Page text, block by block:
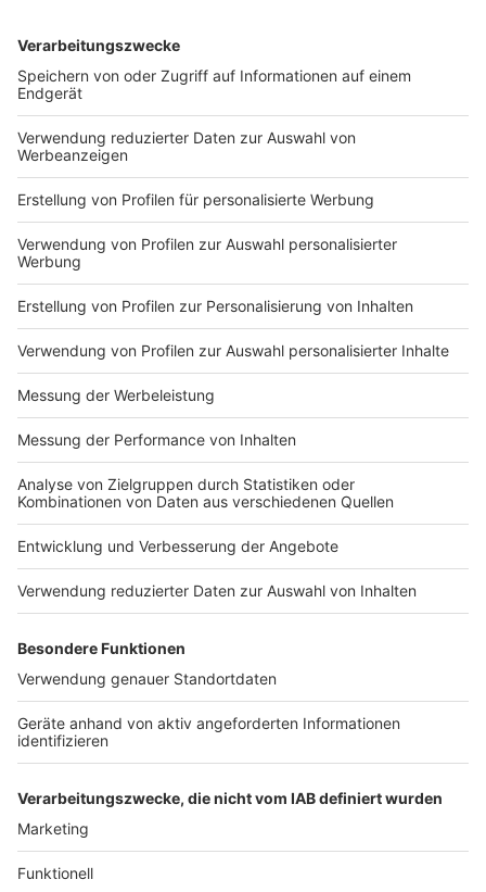
Google Ireland Limited
Google Building Gordon House, 4 Barrow St, Dublin, D04 E5W5,
Ireland
Details anzeigen
Nutzungsbedingungen
Impressum
Das Band-ABC
Jobs
Archiv
Teilnahme­bedingungen
Geschäfts­bedingungen
ANTENNE BAYERN GROUP
Grounding Page ROCK
ANTENNE
Kontakt
Studio-Hotline
ROCK ANTENNE
Region wechseln